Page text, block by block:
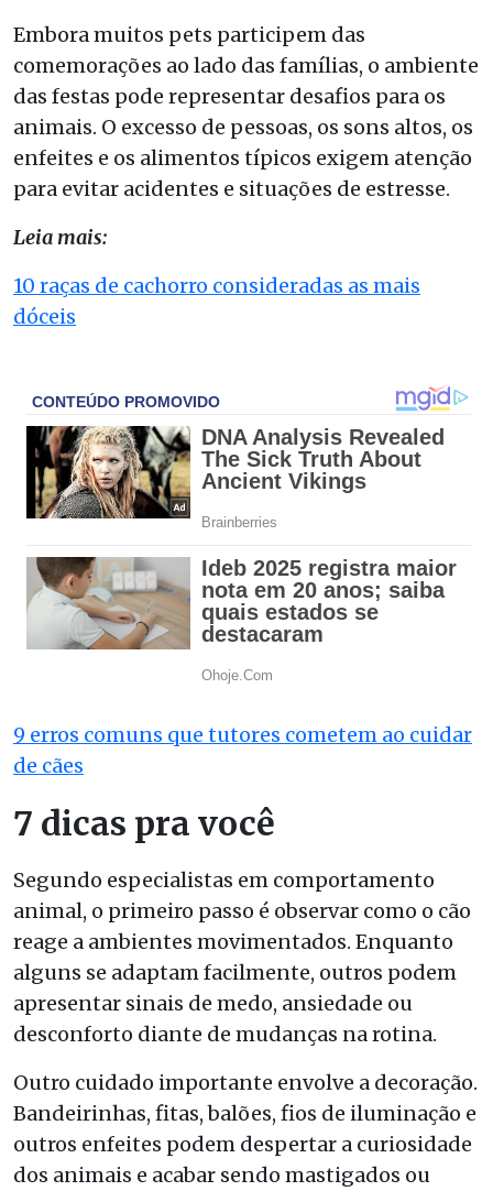
Embora muitos pets participem das
comemorações ao lado das famílias, o ambiente
das festas pode representar desafios para os
animais. O excesso de pessoas, os sons altos, os
enfeites e os alimentos típicos exigem atenção
para evitar acidentes e situações de estresse.
Leia mais:
10 raças de cachorro consideradas as mais
dóceis
9 erros comuns que tutores cometem ao cuidar
de cães
7 dicas pra você
Segundo especialistas em comportamento
animal, o primeiro passo é observar como o cão
reage a ambientes movimentados. Enquanto
alguns se adaptam facilmente, outros podem
apresentar sinais de medo, ansiedade ou
desconforto diante de mudanças na rotina.
Outro cuidado importante envolve a decoração.
Bandeirinhas, fitas, balões, fios de iluminação e
outros enfeites podem despertar a curiosidade
dos animais e acabar sendo mastigados ou